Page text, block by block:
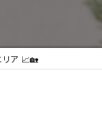
ア 📈🏡